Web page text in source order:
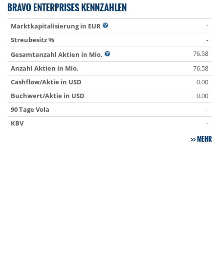
BRAVO ENTERPRISES KENNZAHLEN
Marktkapitalisierung in EUR
-
Streubesitz %
-
Gesamtanzahl Aktien in Mio.
76.58
Anzahl Aktien in Mio.
76.58
Cashflow/Aktie in USD
0.00
Buchwert/Aktie in USD
0.00
90 Tage Vola
-
KBV
-
MEHR